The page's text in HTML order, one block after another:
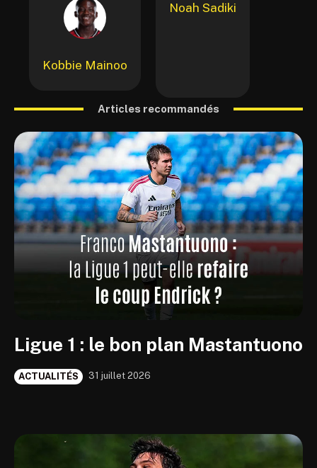
Kobbie Mainoo
Noah Sadiki
Articles recommandés
Ligue 1 : le bon plan Mastantuono
ACTUALITÉS 31 juillet 2026